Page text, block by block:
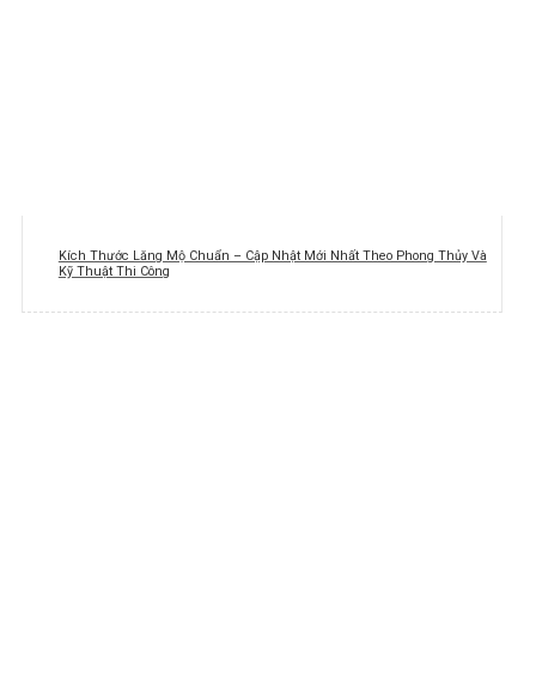
Kích Thước Lăng Mộ Chuẩn – Cập Nhật Mới Nhất Theo Phong Thủy Và
Kỹ Thuật Thi Công